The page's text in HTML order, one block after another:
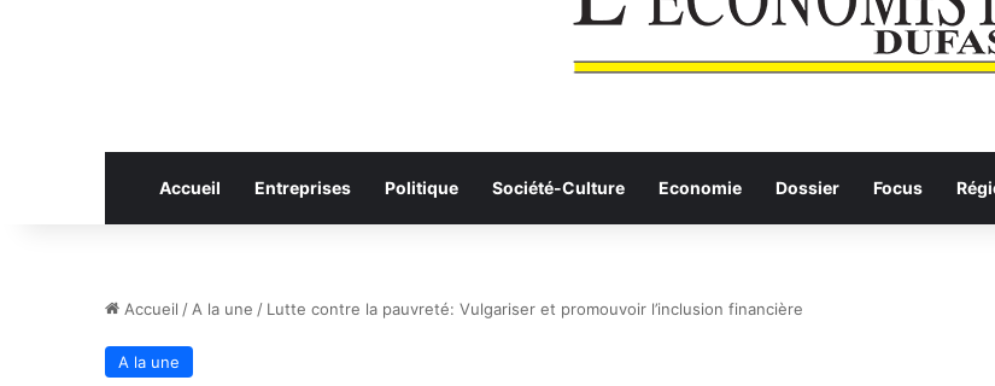
Accueil Entreprises Politique Société-Culture Economie Dossier Focus
Accueil / A la une / Lutte contre la pauvreté: Vulgariser et promouvoir l’inclusion financière
A la une